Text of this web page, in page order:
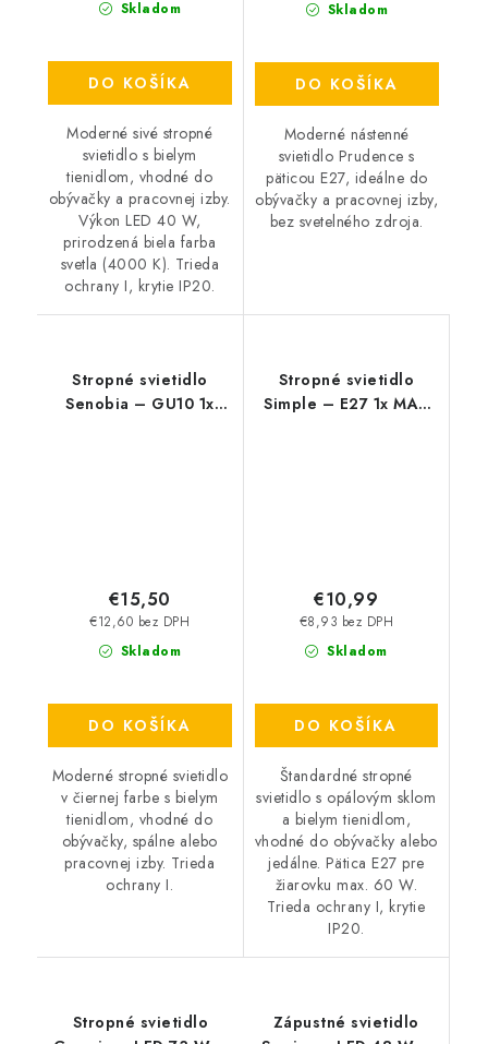
Skladom
DO KOŠÍKA
Moderné sivé stropné
svietidlo s bielym
tienidlom, vhodné do
obývačky a pracovnej izby.
Výkon LED 40 W,
prirodzená biela farba
svetla (4000 K). Trieda
ochrany I, krytie IP20.
Skladom
DO KOŠÍKA
Moderné nástenné
svietidlo Prudence s
päticou E27, ideálne do
obývačky a pracovnej izby,
bez svetelného zdroja.
Stropné svietidlo
Senobia – GU10 1x
Skladom
€12,60 bez DPH
€15,50
DO KOŠÍKA
Moderné stropné svietidlo
v čiernej farbe s bielym
tienidlom, vhodné do
obývačky, spálne alebo
pracovnej izby. Trieda
ochrany I.
Stropné svietidlo
Simple – E27 1x MAX
Skladom
€8,93 bez DPH
€10,99
DO KOŠÍKA
Štandardné stropné
svietidlo s opálovým sklom
a bielym tienidlom,
vhodné do obývačky alebo
jedálne. Pätica E27 pre
žiarovku max. 60 W.
Trieda ochrany I, krytie
IP20.
Stropné svietidlo
Zápustné svietidlo